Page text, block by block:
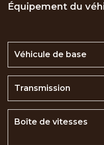
Équipement du
Véhicule de base
Transmission
Boîte de vitesses